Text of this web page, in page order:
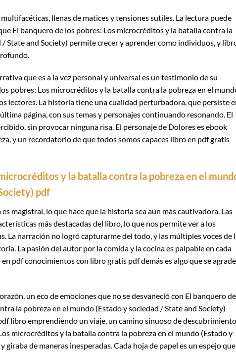
llenas de matices y tensiones sutiles. La lectura puede
El banquero de los pobres: Los microcréditos y la batalla contra la
State and Society) permite crecer y aprender como individuos, y
que es a la vez personal y universal es un testimonio de su
pobres: Los microcréditos y la batalla contra la pobreza en el
lectores. La historia tiene una cualidad perturbadora, que persiste
página, con sus temas y personajes continuando resonando. El
sin provocar ninguna risa. El personaje de Dolores es ebook
y un recordatorio de que todos somos capaces libro en pdf gratis
y la batalla contra la pobreza en el
pdf
magistral, lo que hace que la historia sea aún más cautivadora. Las
más destacadas del libro, lo que nos permite ver a los
La narración no logró capturarme del todo, y las múltiples voces de
La pasión del autor por la comida y la cocina es palpable en cada
pdf conocimientos con libro gratis pdf demás es algo que se
un eco de emociones que no se desvaneció con El banquero
la pobreza en el mundo (Estado y sociedad / State and Society)
libro emprendiendo un viaje, un camino sinuoso de
microcréditos y la batalla contra la pobreza en el mundo (Estado y
giraba de maneras inesperadas. Cada hoja de papel es un espejo que